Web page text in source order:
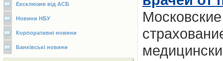
Ексклюзив від АСБ
Новини НБУ
Корпоративні новини
Банківські новини